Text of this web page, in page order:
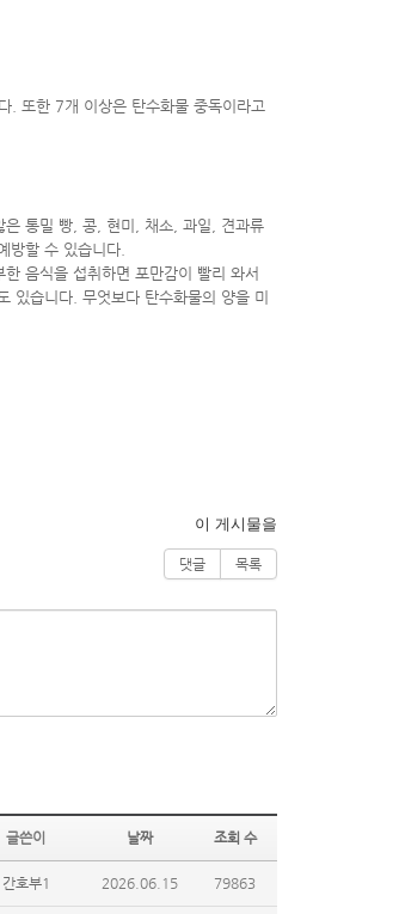
. 또한 7개 이상은 탄수화물 중독이라고
은 통밀 빵, 콩, 현미, 채소, 과일, 견과류
방할 수 있습니다.
음식을 섭취하면 포만감이 빨리 와서
있습니다. 무엇보다 탄수화물의 양을 미
이 게시물을
댓글 목록
글쓴이 날짜 조회 수
간호부1 2026.06.15 79863